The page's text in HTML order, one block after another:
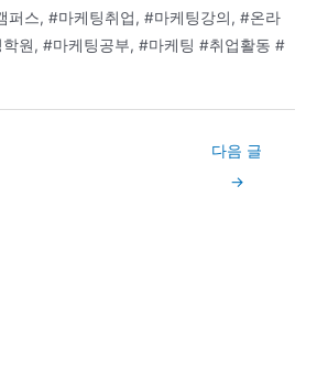
퍼스, #마케팅취업, #마케팅강의, #온라
원, #마케팅공부, #마케팅 #취업활동 #
다음 글
→